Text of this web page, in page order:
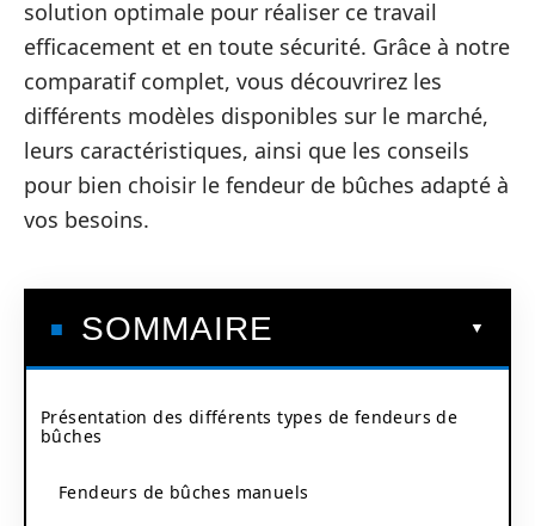
solution optimale pour réaliser ce travail
efficacement et en toute sécurité. Grâce à notre
comparatif complet, vous découvrirez les
différents modèles disponibles sur le marché,
leurs caractéristiques, ainsi que les conseils
pour bien choisir le fendeur de bûches adapté à
vos besoins.
SOMMAIRE
Présentation des différents types de fendeurs de
bûches
Fendeurs de bûches manuels